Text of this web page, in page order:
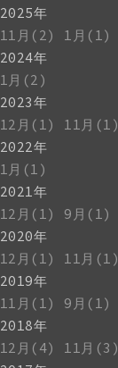
2025年
11月(2)
1月(1)
2024年
1月(2)
2023年
12月(1)
11月(1)
2022年
1月(1)
2021年
12月(1)
9月(1)
2020年
12月(1)
11月(1)
2019年
11月(1)
9月(1)
2018年
12月(4)
11月(3)